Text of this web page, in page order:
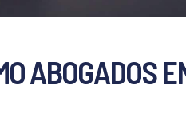
ABOGADOS